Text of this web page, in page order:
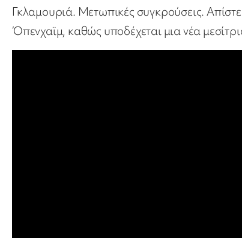
Γκλαμουριά. Μετωπικές συγκρούσεις.
Όπενχαϊμ, καθώς υποδέχεται μια νέα